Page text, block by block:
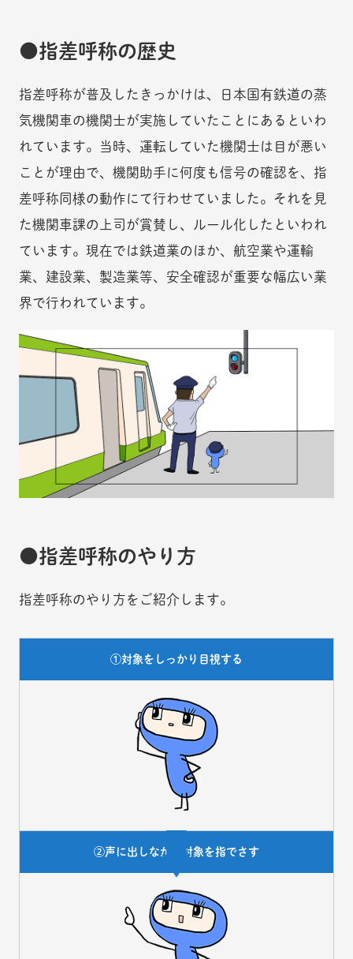
指差呼称の歴史
指差呼称が普及したきっかけは、日本国有鉄道の蒸
気機関車の機関士が実施していたことにあるといわ
れています。当時、運転していた機関士は目が悪い
ことが理由で、機関助手に何度も信号の確認を、指
差呼称同様の動作にて行わせていました。それを見
た機関車課の上司が賞賛し、ルール化したといわれ
ています。現在では鉄道業のほか、航空業や運輸
業、建設業、製造業等、安全確認が重要な幅広い業
界で行われています。
指差呼称のやり方
指差呼称のやり方をご紹介します。
①対象をしっかり目視する
②声に出しながら対象を指でさす